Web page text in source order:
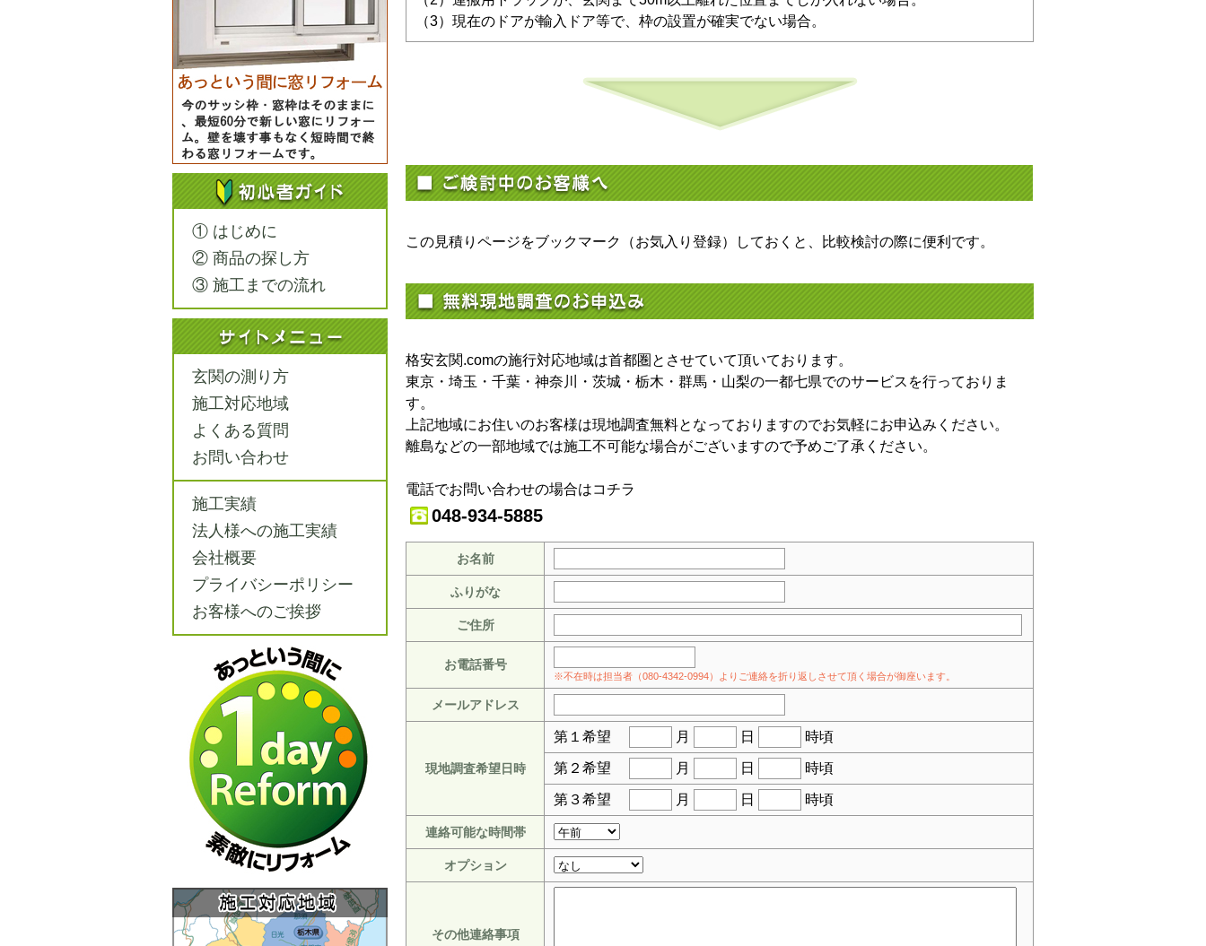
（3）現在のドアが輸入ドア等で、枠の設置が確実でない場合。
この見積りページをブックマーク（お気入り登録）しておくと、比較検討の際に便利です。
格安玄関.comの施行対応地域は首都圏とさせていて頂いております。
東京・埼玉・千葉・神奈川・茨城・栃木・群馬・山梨の一都七県でのサービスを行っておりま
す。
上記地域にお住いのお客様は現地調査無料となっておりますのでお気軽にお申込みください。
離島などの一部地域では施工不可能な場合がございますので予めご了承ください。
電話でお問い合わせの場合はコチラ
048-934-5885
お名前
ふりがな
ご住所
お電話番号
※不在時は担当者（080-4342-0994）よりご連絡を折り返しさせて頂く場合が御座います。
メールアドレス
現地調査希望日時
第１希望 月 日 時頃
第２希望 月 日 時頃
第３希望 月 日 時頃
連絡可能な時間帯
オプション
その他連絡事項
① はじめに
② 商品の探し方
③ 施工までの流れ
玄関の測り方
施工対応地域
よくある質問
お問い合わせ
施工実績
法人様への施工実績
会社概要
プライバシーポリシー
お客様へのご挨拶